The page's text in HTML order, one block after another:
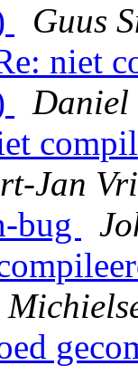
Guus
niet
Daniel
Jan
bug